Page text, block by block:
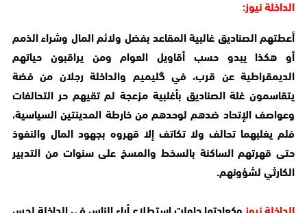
الداخلة نيوز:
أعطتهم الصناديق غالبية المقاعد بفضل ولائم المال وشراء الذمم
أو هكذا يبدو حسب أقاويل العوام ومن يراقبون حياتهم
الديمقراطية عن قرب، في گليميم والداخلة رجلان من فضة
يتقاسمون غلة الصناديق بأغلبية مزعجة لم تقيهم حر التحالفات
وعواصف الإتحاد ضدهم لوحدهم من خارطة المدينتين السياسية،
فلم يغلبهما تحالف ولا تكاتف إلا قهروه بجهود المال والنفوذ
حتى قهرتهم الساكنة بالسخط والمسخ على سنوات من التدبير
الكارثي لشؤونهم.